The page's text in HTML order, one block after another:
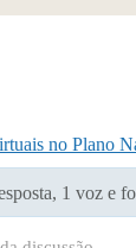
no Plano
1 voz e